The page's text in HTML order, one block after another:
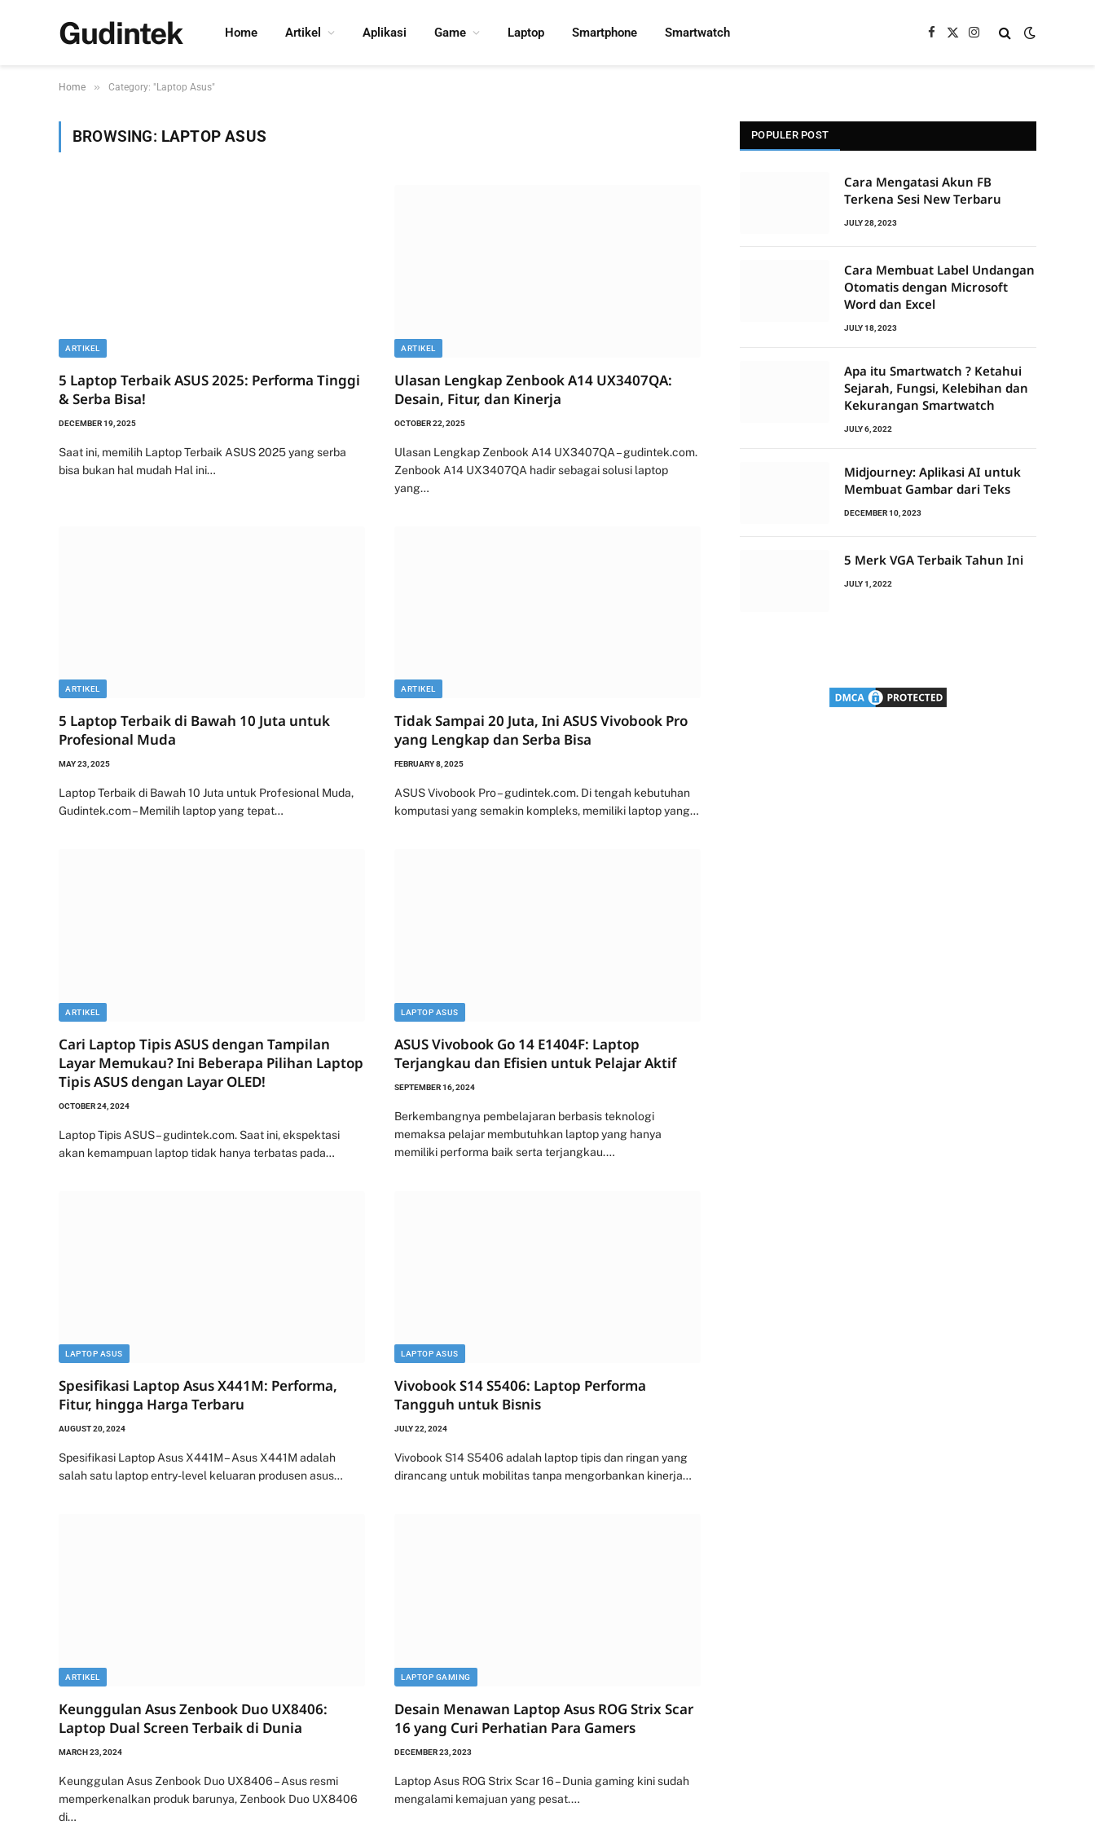
Gudintek Home Artikel Aplikasi Game Laptop Smartphone Smartwatch Facebook
X
Instagram
Home » Category: "Laptop Asus"
BROWSING: LAPTOP ASUS
ARTIKEL
5 Laptop Terbaik ASUS 2025: Performa Tinggi
& Serba Bisa!
DECEMBER 19, 2025
Saat ini, memilih Laptop Terbaik ASUS 2025 yang serba
bisa bukan hal mudah Hal ini…
ARTIKEL
Ulasan Lengkap Zenbook A14 UX3407QA:
Desain, Fitur, dan Kinerja
OCTOBER 22, 2025
Ulasan Lengkap Zenbook A14 UX3407QA – gudintek.com.
Zenbook A14 UX3407QA hadir sebagai solusi laptop
yang…
ARTIKEL
5 Laptop Terbaik di Bawah 10 Juta untuk
Profesional Muda
MAY 23, 2025
Laptop Terbaik di Bawah 10 Juta untuk Profesional Muda,
Gudintek.com – Memilih laptop yang tepat…
ARTIKEL
Tidak Sampai 20 Juta, Ini ASUS Vivobook Pro
yang Lengkap dan Serba Bisa
FEBRUARY 8, 2025
ASUS Vivobook Pro – gudintek.com. Di tengah kebutuhan
komputasi yang semakin kompleks, memiliki laptop yang…
ARTIKEL
Cari Laptop Tipis ASUS dengan Tampilan
Layar Memukau? Ini Beberapa Pilihan Laptop
Tipis ASUS dengan Layar OLED!
OCTOBER 24, 2024
Laptop Tipis ASUS – gudintek.com. Saat ini, ekspektasi
akan kemampuan laptop tidak hanya terbatas pada…
LAPTOP ASUS
ASUS Vivobook Go 14 E1404F: Laptop
Terjangkau dan Efisien untuk Pelajar Aktif
SEPTEMBER 16, 2024
Berkembangnya pembelajaran berbasis teknologi
memaksa pelajar membutuhkan laptop yang hanya
memiliki performa baik serta terjangkau.…
LAPTOP ASUS
Spesifikasi Laptop Asus X441M: Performa,
Fitur, hingga Harga Terbaru
AUGUST 20, 2024
Spesifikasi Laptop Asus X441M – Asus X441M adalah
salah satu laptop entry-level keluaran produsen asus…
LAPTOP ASUS
Vivobook S14 S5406: Laptop Performa
Tangguh untuk Bisnis
JULY 22, 2024
Vivobook S14 S5406 adalah laptop tipis dan ringan yang
dirancang untuk mobilitas tanpa mengorbankan kinerja…
ARTIKEL
Keunggulan Asus Zenbook Duo UX8406:
Laptop Dual Screen Terbaik di Dunia
MARCH 23, 2024
Keunggulan Asus Zenbook Duo UX8406 – Asus resmi
memperkenalkan produk barunya, Zenbook Duo UX8406
di…
LAPTOP GAMING
Desain Menawan Laptop Asus ROG Strix Scar
16 yang Curi Perhatian Para Gamers
DECEMBER 23, 2023
Laptop Asus ROG Strix Scar 16 – Dunia gaming kini sudah
mengalami kemajuan yang pesat.…
POPULER POST
Cara Mengatasi Akun FB
Terkena Sesi New Terbaru
JULY 28, 2023
Cara Membuat Label Undangan
Otomatis dengan Microsoft
Word dan Excel
JULY 18, 2023
Apa itu Smartwatch ? Ketahui
Sejarah, Fungsi, Kelebihan dan
Kekurangan Smartwatch
JULY 6, 2022
Midjourney: Aplikasi AI untuk
Membuat Gambar dari Teks
DECEMBER 10, 2023
5 Merk VGA Terbaik Tahun Ini
JULY 1, 2022